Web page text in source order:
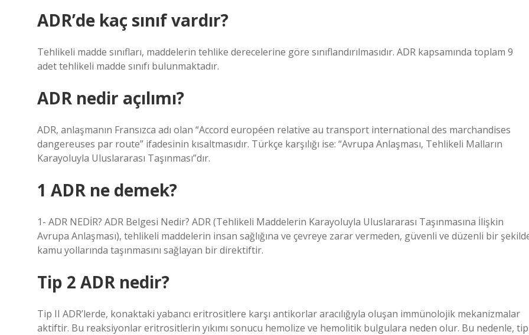
ADR’de kaç sınıf vardır?
Tehlikeli madde sınıfları, maddelerin tehlike derecelerine göre sınıflandırılmasıdır. ADR kapsamında toplam 9
adet tehlikeli madde sınıfı bulunmaktadır.
ADR nedir açılımı?
ADR, anlaşmanın Fransızca adı olan “Accord européen relative au transport international des marchandises
dangereuses par route” ifadesinin kısaltmasıdır. Türkçe karşılığı ise: “Avrupa Anlaşması, Tehlikeli Malların
Karayoluyla Uluslararası Taşınması”dır.
1 ADR ne demek?
1- ADR NEDİR? ADR Belgesi Nedir? ADR (Tehlikeli Maddelerin Karayoluyla Uluslararası Taşınmasına İlişkin
Avrupa Anlaşması), tehlikeli maddelerin insan sağlığına ve çevreye zarar vermeden, güvenli ve düzenli bir
kamu yollarında taşınmasını sağlayan bir direktiftir.
Tip 2 ADR nedir?
Tip II ADR’lerde, konaktaki yabancı eritrositlere karşı antikorlar aracılığıyla oluşan immünolojik mekanizmalar
aktiftir. Bu reaksiyonlar eritrositlerin yıkımı sonucu hemolize ve hemolitik bulgulara neden olur. Bu nedenle, tip